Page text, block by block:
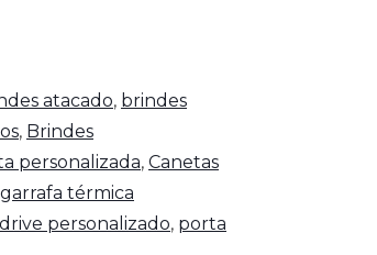
atacado, brindes
, Brindes
personalizada, Canetas
garrafa térmica
personalizado, porta